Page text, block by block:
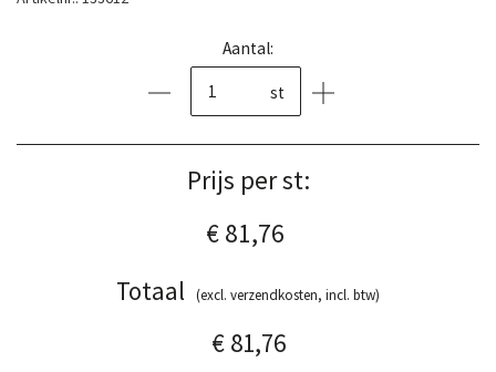
Aantal:
st
Prijs per st:
€ 81,76
Totaal
(excl. verzendkosten, incl. btw)
€ 81,76